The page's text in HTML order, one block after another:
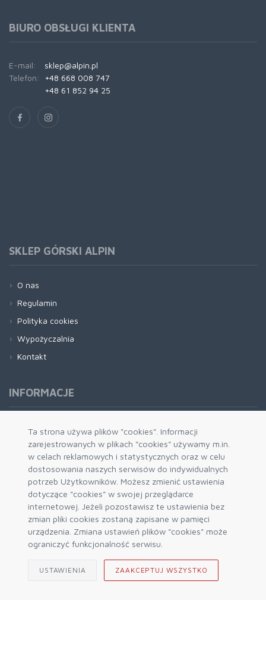
Ta strona używa plików "cookies". Informacji
zarejestrowanych w plikach "cookies" używamy m.in.
w celach reklamowych i statystycznych oraz w celu
dostosowania naszych serwisów do indywidualnych
potrzeb Użytkowników. Możesz zmienić ustawienia
dotyczące "cookies" w swojej przeglądarce
internetowej. Jeżeli pozostawisz te ustawienia bez
zmian pliki cookies zostaną zapisane w pamięci
urządzenia. Zmiana ustawień plików "cookies" może
ograniczyć funkcjonalność serwisu.
USTAWIENIA ZAAKCEPTUJ WSZYSTKO
BIURO OBSŁUGI KLIENTA
E-mail:
sklep@alpin.pl
Telefon:
+48 668 008 747
+48 61 852 94 25
SKLEP GÓRSKI ALPIN
O nas
Regulamin
Polityka cookies
Wypożyczalnia
Kontakt
INFORMACJE
Formy płatności
Dostawa i wysyłka
Zwrot i wymiana
System rabatowy
Kody rabatowe
Blog